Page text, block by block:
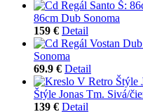
86cm Dub Sonoma
159 € Detail
Sonoma
69.9 € Detail
Štýle Jonas Tm. Sivá/
139 € Detail